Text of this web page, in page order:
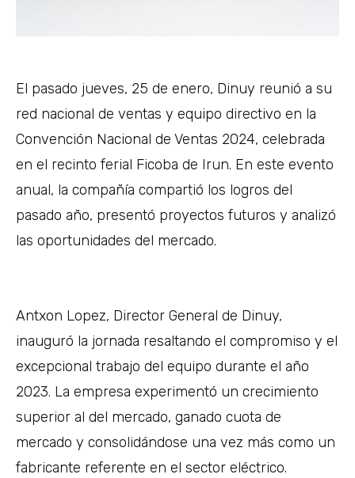
El pasado jueves, 25 de enero, Dinuy reunió a su
red nacional de ventas y equipo directivo en la
Convención Nacional de Ventas 2024, celebrada
en el recinto ferial Ficoba de Irun. En este evento
anual, la compañía compartió los logros del
pasado año, presentó proyectos futuros y analizó
las oportunidades del mercado.
Antxon Lopez, Director General de Dinuy,
inauguró la jornada resaltando el compromiso y el
excepcional trabajo del equipo durante el año
2023. La empresa experimentó un crecimiento
superior al del mercado, ganado cuota de
mercado y consolidándose una vez más como un
fabricante referente en el sector eléctrico.